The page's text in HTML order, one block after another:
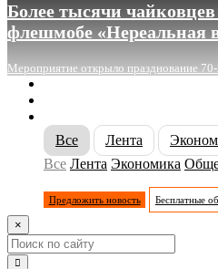
Более тысячи
флешмобе «Нереальная
Мероприятие открыло празднование 70-
Все
Лента
Все Лента Экономика
Предложить новость Бесплатные
×